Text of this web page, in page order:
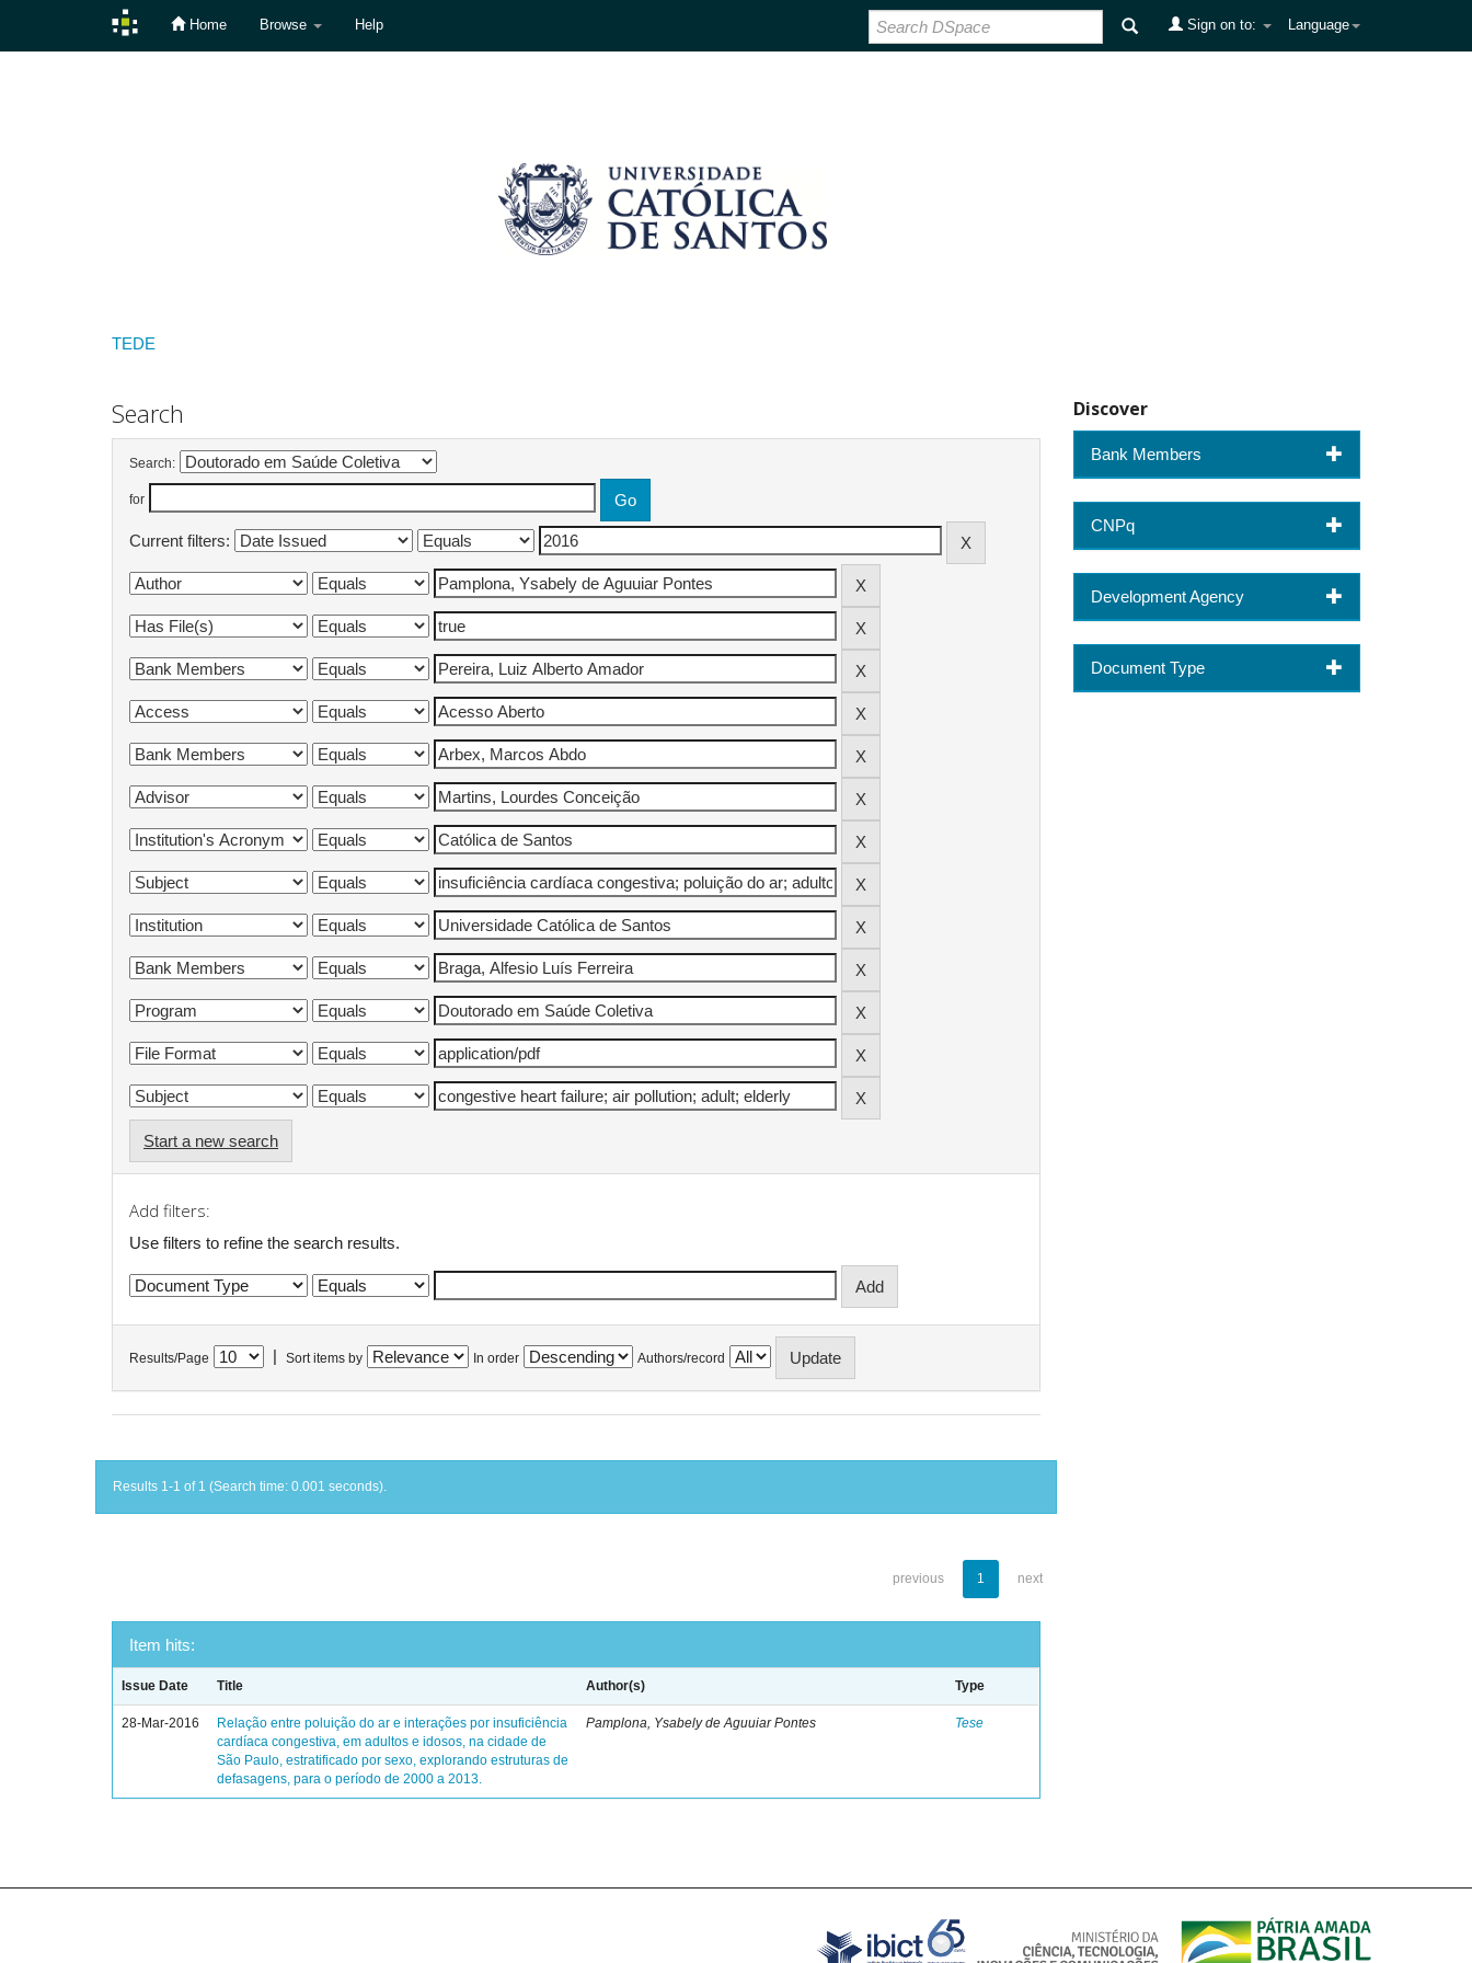
Home Browse Help Language
Sign on to:
TEDE
Search
Search:
for
Current filters:
Start a new search
Add filters:
Use filters to refine the search results.
Results/Page Sort items by In order Authors/record
Results 1-1 of 1 (Search time: 0.001 seconds).
previous 1 next
Item hits:
Issue Date Title Author(s) Type
28-Mar-2016
Relação entre poluição do ar e interações por insuficiência
cardíaca congestiva, em adultos e idosos, na cidade de
São Paulo, estratificado por sexo, explorando estruturas de
defasagens, para o período de 2000 a 2013.
Pamplona, Ysabely de Aguuiar Pontes Tese
Discover
Bank Members
CNPq
Development Agency
Document Type